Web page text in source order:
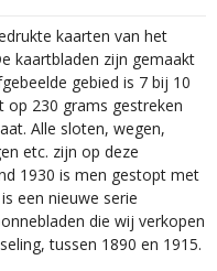
kaarten van het
kaartbladen zijn gemaakt
gebied is 7 bij 10
op 230 grams gestreken
Alle sloten, wegen,
etc. zijn op deze
1930 is men gestopt met
een nieuwe serie
die wij verkopen
tussen 1890 en 1915.